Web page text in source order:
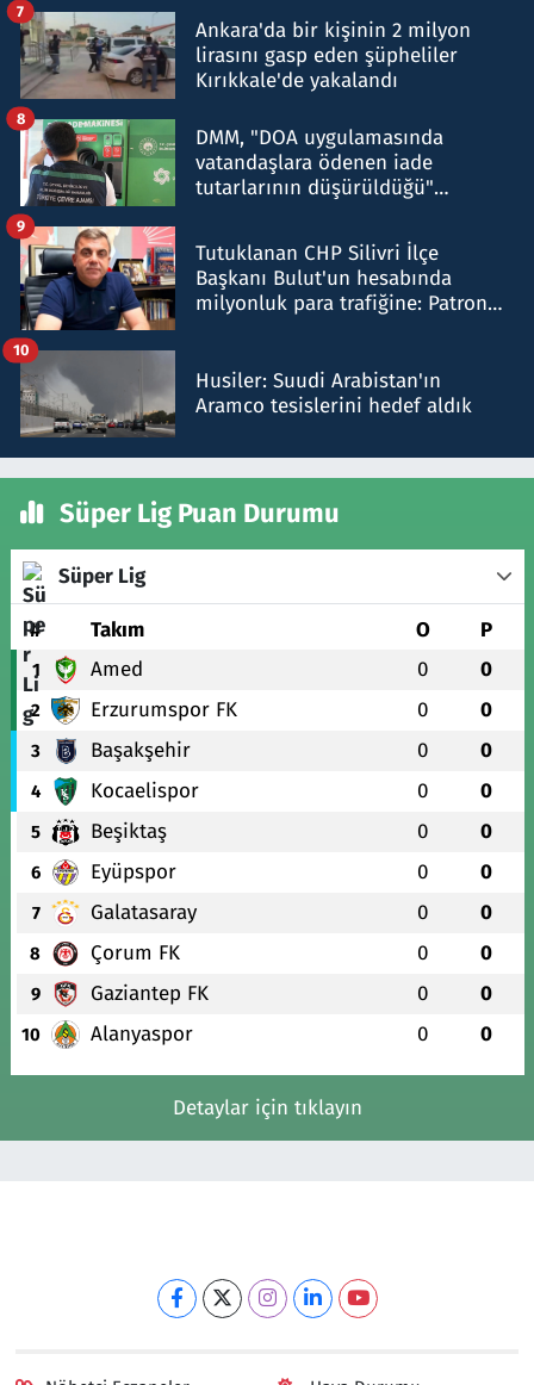
Ankara'da bir kişinin 2 milyon
lirasını gasp eden şüpheliler
Kırıkkale'de yakalandı
7
DMM, "DOA uygulamasında
vatandaşlara ödenen iade
tutarlarının düşürüldüğü"
8
Tutuklanan CHP Silivri İlçe
Başkanı Bulut'un hesabında
milyonluk para trafiğine: Patron
9
Husiler: Suudi Arabistan'ın
Aramco tesislerini hedef aldık
10
Süper Lig Puan Durumu
Süper Lig
# Takım O P
1 Amed 0 0
2 Erzurumspor FK 0 0
3 Başakşehir 0 0
4 Kocaelispor 0 0
5 Beşiktaş 0 0
6 Eyüpspor 0 0
7 Galatasaray 0 0
8 Çorum FK 0 0
9 Gaziantep FK 0 0
10 Alanyaspor 0 0
Detaylar için tıklayın